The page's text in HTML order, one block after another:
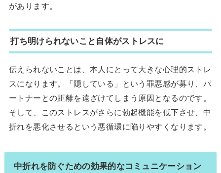
があります。
打ち明けられないこと自体がストレスに
伝えられないことは、本人にとって大きな心理的ストレ
スになります。「隠している」という罪悪感が募り、パ
ートナーとの距離を遠ざけてしまう原因となるのです。
そして、このストレスがさらに勃起機能を低下させ、中
折れを悪化させるという悪循環に陥りやすくなります。
中折れを防ぐための効果的なコミュニケーション